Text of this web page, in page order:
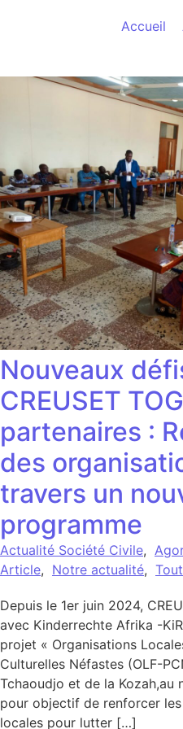
Accueil
Nouveaux
CREUSET
partenaires :
des
travers un
programme
Actualité Société Civile,
Article, Notre actualité,
Depuis le 1er juin 2024,
avec Kinderrechte Afrika -
projet « Organisations
Culturelles Néfastes (OLF-
Tchaoudjo et de la Kozah,au
pour objectif de renforcer
locales pour lutter […]